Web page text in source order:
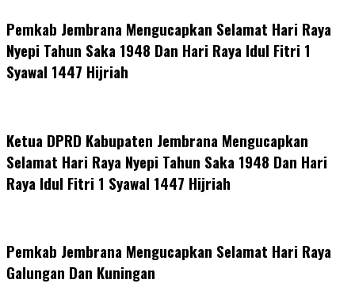
Pemkab Jembrana Mengucapkan Selamat Hari Raya
Nyepi Tahun Saka 1948 Dan Hari Raya Idul Fitri 1
Syawal 1447 Hijriah
Ketua DPRD Kabupaten Jembrana Mengucapkan
Selamat Hari Raya Nyepi Tahun Saka 1948 Dan Hari
Raya Idul Fitri 1 Syawal 1447 Hijriah
Pemkab Jembrana Mengucapkan Selamat Hari Raya
Galungan Dan Kuningan